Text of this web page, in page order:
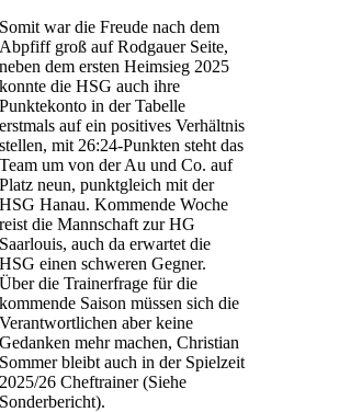
Somit war die Freude nach dem
Abpfiff groß auf Rodgauer Seite,
neben dem ersten Heimsieg 2025
konnte die HSG auch ihre
Punktekonto in der Tabelle
erstmals auf ein positives Verhältnis
stellen, mit 26:24-Punkten steht das
Team um von der Au und Co. auf
Platz neun, punktgleich mit der
HSG Hanau. Kommende Woche
reist die Mannschaft zur HG
Saarlouis, auch da erwartet die
HSG einen schweren Gegner.
Über die Trainerfrage für die
kommende Saison müssen sich die
Verantwortlichen aber keine
Gedanken mehr machen, Christian
Sommer bleibt auch in der Spielzeit
2025/26 Cheftrainer (Siehe
Sonderbericht).